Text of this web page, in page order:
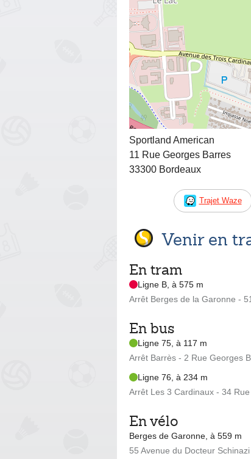
Sportland American
11 Rue Georges Barres
33300 Bordeaux
Trajet Waze
Venir en
En tram
Ligne B, à 575 m
Arrêt Berges de la Garonne -
En bus
Ligne 75, à 117 m
Arrêt Barrès - 2 Rue Georges
Ligne 76, à 234 m
Arrêt Les 3 Cardinaux - 34
En vélo
Berges de Garonne, à 559 m
55 Avenue du Docteur Schinazi